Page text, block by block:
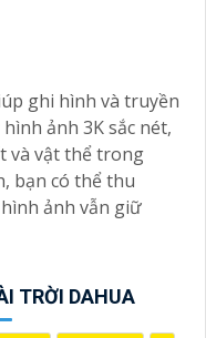
phẩm này mang
ràng mọi hoạt động
giúp tái tạo màu
tích hợp cho phép
âm thanh sống
ảnh và âm thanh
vệ và giám sát tài
thông minh
ghi hình và truyền
ảnh 3K sắc nét,
và vật thể trong
bạn có thể thu
ảnh vẫn giữ
TRỜI DAHUA